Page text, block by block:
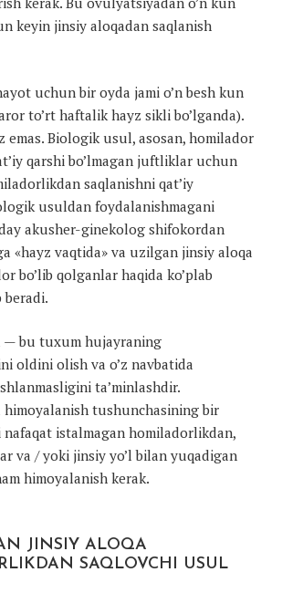
keyin jinsiy aloqadan saqlanish
uchun bir oyda jami o’n besh kun
to’rt haftalik hayz sikli bo’lganda).
emas. Biologik usul, asosan, homilador
qarshi bo’lmagan juftliklar uchun
saqlanishni qat’iy
usuldan foydalanishmagani
akusher-ginekolog shifokordan
«hayz vaqtida» va uzilgan jinsiy aloqa
bo’lib qolganlar haqida ko’plab
beradi.
— bu tuxum hujayraning
oldini olish va o’z navbatida
ta’minlashdir.
tushunchasining bir
nafaqat istalmagan homiladorlikdan,
va / yoki jinsiy yo’l bilan yuqadigan
himoyalanish kerak.
JINSIY ALOQA
SAQLOVCHI USUL